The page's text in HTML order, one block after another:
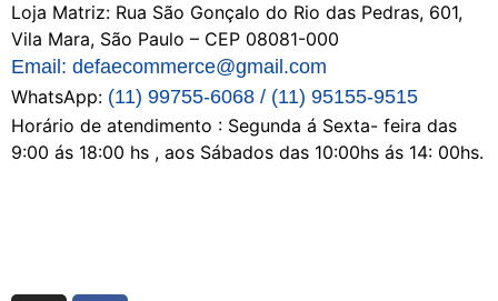
Loja Matriz: Rua São Gonçalo do Rio das Pedras, 601,
Vila Mara, São Paulo – CEP 08081-000
Email: defaecommerce@gmail.com
WhatsApp: (11) 99755-6068 / (11) 95155-9515
Horário de atendimento : Segunda á Sexta- feira das
9:00 ás 18:00 hs , aos Sábados das 10:00hs ás 14: 00hs.